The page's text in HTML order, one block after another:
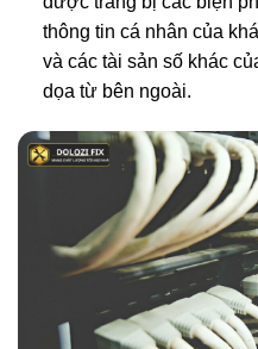
thông tin cá nhân của
và các tài sản số khác
dọa từ bên ngoài.